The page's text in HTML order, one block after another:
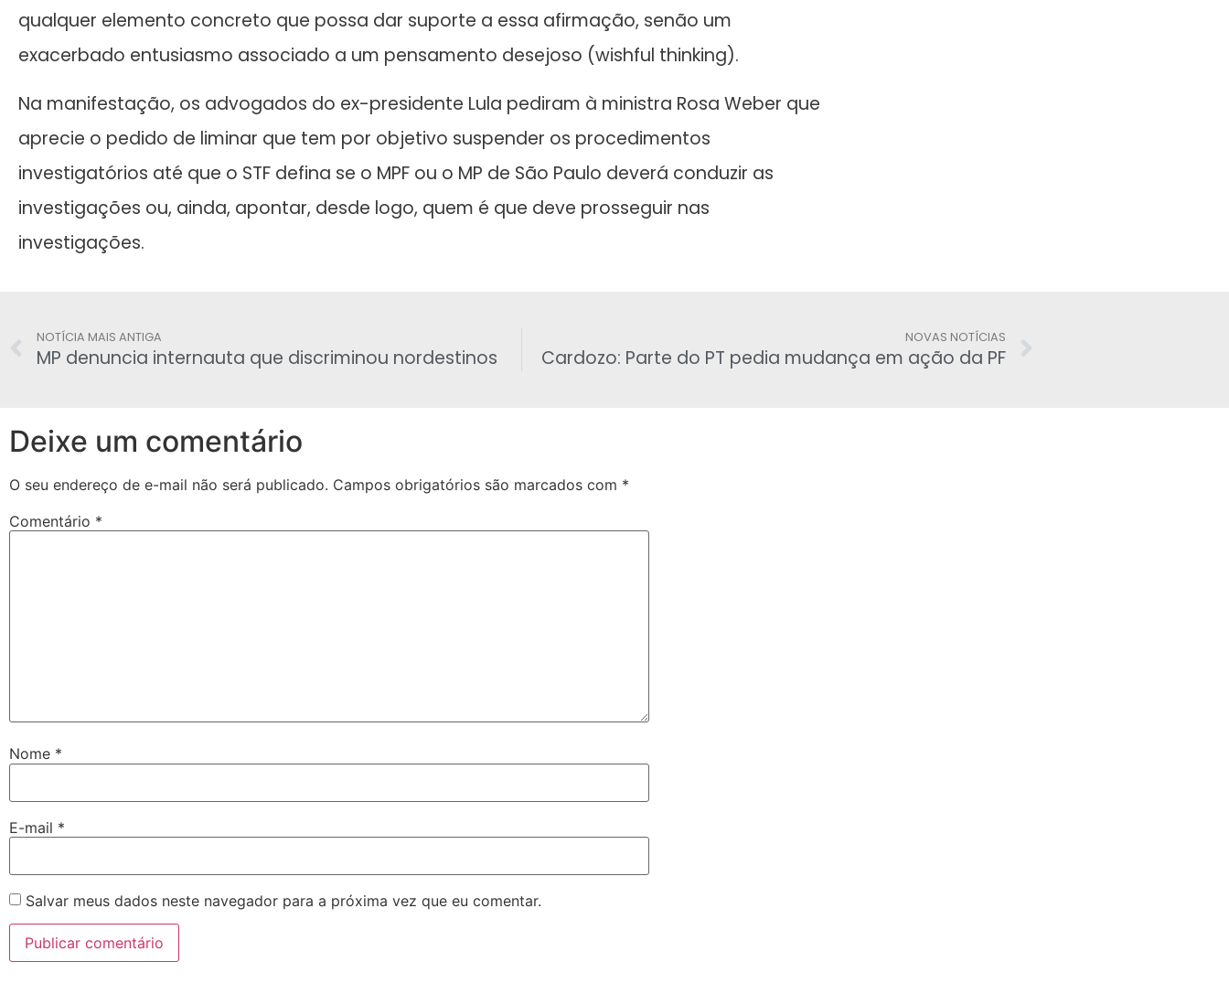
qualquer elemento concreto que possa dar suporte a essa afirmação, senão um
exacerbado entusiasmo associado a um pensamento desejoso (wishful thinking).
Na manifestação, os advogados do ex-presidente Lula pediram à ministra Rosa Weber que
aprecie o pedido de liminar que tem por objetivo suspender os procedimentos
investigatórios até que o STF defina se o MPF ou o MP de São Paulo deverá conduzir as
investigações ou, ainda, apontar, desde logo, quem é que deve prosseguir nas
investigações.
NOTÍCIA MAIS ANTIGA
MP denuncia internauta que discriminou nordestinos
NOVAS NOTÍCIAS
Cardozo: Parte do PT pedia mudança em ação da PF
Deixe um comentário
O seu endereço de e-mail não será publicado. Campos obrigatórios são marcados com *
Comentário *
Nome *
E-mail *
Salvar meus dados neste navegador para a próxima vez que eu comentar.